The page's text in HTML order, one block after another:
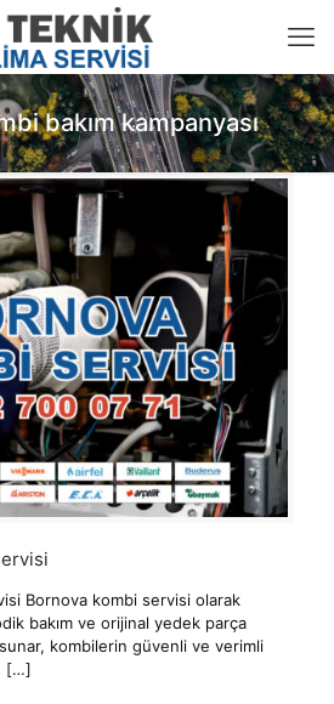
bakım kampanyası
Bornova kombi servisi olarak
bakım ve orijinal yedek parça
kombilerin güvenli ve verimli
[…]